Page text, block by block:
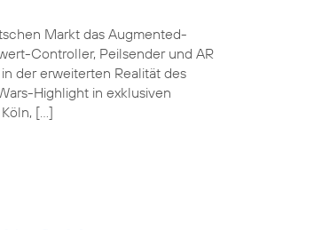
Markt das Augmented-
Controller, Peilsender und AR
der erweiterten Realität des
Highlight in exklusiven
[…]